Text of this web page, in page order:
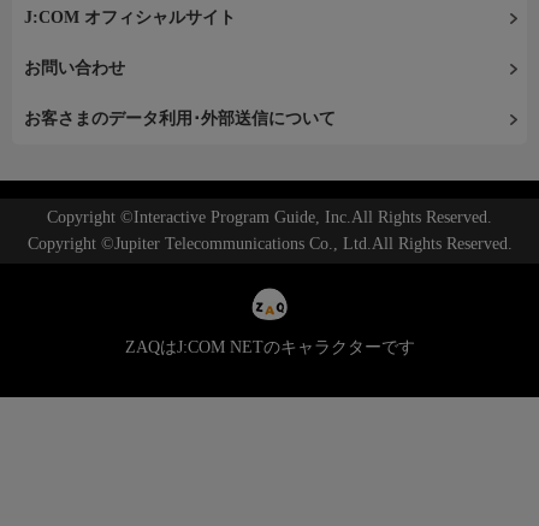
J:COM オフィシャルサイト
お問い合わせ
お客さまのデータ利用･外部送信について
Copyright ©Interactive Program Guide, Inc.All Rights Reserved.
Copyright ©Jupiter Telecommunications Co., Ltd.All Rights Reserved.
ZAQはJ:COM NETのキャラクターです